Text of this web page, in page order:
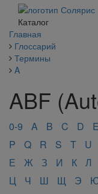
Каталог
Главная
Глоссарий
Термины
A
ABF
0-9 A B C D E
P
Q R S T U
Е
Ж З И К Л
Ц
Ч Ш Щ Э